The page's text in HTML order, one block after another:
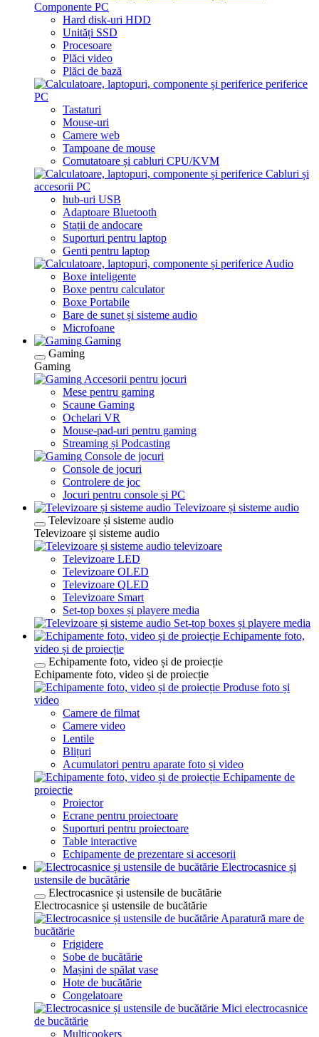
Componente PC
Hard disk-uri HDD
Unități SSD
Procesoare
Plăci video
Plăci de bază
periferice
PC
Tastaturi
Mouse-uri
Camere web
Tampoane de mouse
Comutatoare și cabluri CPU/KVM
Cabluri și
accesorii PC
hub-uri USB
Adaptoare Bluetooth
Stații de andocare
Suporturi pentru laptop
Genti pentru laptop
Audio
Boxe inteligente
Boxe pentru calculator
Boxe Portabile
Bare de sunet și sisteme audio
Microfoane
Gaming
Gaming
Gaming
Accesorii pentru jocuri
Mese pentru gaming
Scaune Gaming
Ochelari VR
Mouse-pad-uri pentru gaming
Streaming și Podcasting
Console de jocuri
Console de jocuri
Controlere de joc
Jocuri pentru console și PC
Televizoare și sisteme audio
Televizoare și sisteme audio
Televizoare și sisteme audio
televizoare
Televizoare LED
Televizoare OLED
Televizoare QLED
Televizoare Smart
Set-top boxes și playere media
Set-top boxes și playere media
Echipamente foto,
video și de proiecție
Echipamente foto, video și de proiecție
Echipamente foto, video și de proiecție
Produse foto și
video
Camere de filmat
Camere video
Lentile
Blițuri
Acumulatori pentru aparate foto și video
Echipamente de
proiectie
Proiector
Ecrane pentru proiectoare
Suporturi pentru proiectoare
Table interactive
Echipamente de prezentare si accesorii
Electrocasnice și
ustensile de bucătărie
Electrocasnice și ustensile de bucătărie
Electrocasnice și ustensile de bucătărie
Aparatură mare de
bucătărie
Frigidere
Sobe de bucătărie
Mașini de spălat vase
Hote de bucătărie
Congelatoare
Mici electrocasnice
de bucătărie
Multicookers